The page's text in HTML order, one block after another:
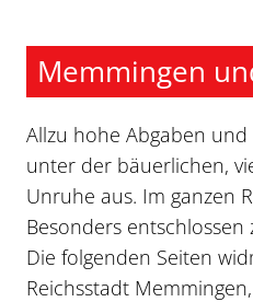
Memmingen
Allzu hohe Abgaben
unter der bäuerlichen,
Unruhe aus. Im ganzen
Besonders
Die folgenden Seiten
Reichsstadt